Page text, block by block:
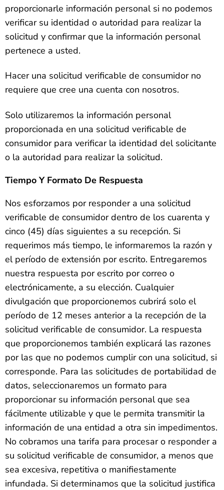
proporcionarle información personal si no podemos
verificar su identidad o autoridad para realizar la
solicitud y confirmar que la información personal
pertenece a usted.
Hacer una solicitud verificable de consumidor no
requiere que cree una cuenta con nosotros.
Solo utilizaremos la información personal
proporcionada en una solicitud verificable de
consumidor para verificar la identidad del solicitante
o la autoridad para realizar la solicitud.
Tiempo Y Formato De Respuesta
Nos esforzamos por responder a una solicitud
verificable de consumidor dentro de los cuarenta y
cinco (45) días siguientes a su recepción. Si
requerimos más tiempo, le informaremos la razón y
el período de extensión por escrito. Entregaremos
nuestra respuesta por escrito por correo o
electrónicamente, a su elección. Cualquier
divulgación que proporcionemos cubrirá solo el
período de 12 meses anterior a la recepción de la
solicitud verificable de consumidor. La respuesta
que proporcionemos también explicará las razones
por las que no podemos cumplir con una solicitud, si
corresponde. Para las solicitudes de portabilidad de
datos, seleccionaremos un formato para
proporcionar su información personal que sea
fácilmente utilizable y que le permita transmitir la
información de una entidad a otra sin impedimentos.
No cobramos una tarifa para procesar o responder a
su solicitud verificable de consumidor, a menos que
sea excesiva, repetitiva o manifiestamente
infundada. Si determinamos que la solicitud justifica